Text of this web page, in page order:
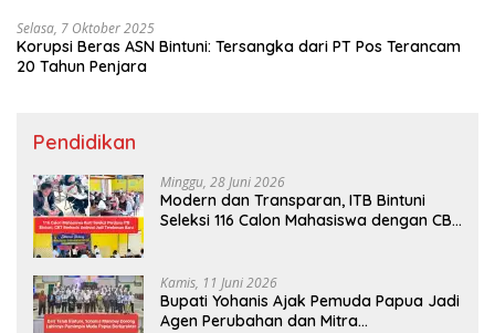
Selasa, 7 Oktober 2025
Korupsi Beras ASN Bintuni: Tersangka dari PT Pos Terancam
20 Tahun Penjara
Pendidikan
Minggu, 28 Juni 2026
Modern dan Transparan, ITB Bintuni
Seleksi 116 Calon Mahasiswa dengan CBT
Kamis, 11 Juni 2026
Bupati Yohanis Ajak Pemuda Papua Jadi
Agen Perubahan dan Mitra